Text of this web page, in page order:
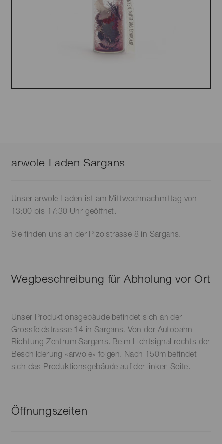
Die
können
Produktseite
arwole Laden Sargans
Unser arwole Laden ist am Mittwochnachmittag von
13:00 bis 17:30 Uhr geöffnet.
Sie finden uns an der Pizolstrasse 8 in Sargans.
Wegbeschreibung für Abholung vor Ort
Unser Produktionsgebäude befindet sich an der
Grossfeldstrasse 14 in Sargans. Von der Autobahn
Richtung Zentrum Sargans. Beim Lichtsignal rechts der
Beschilderung «arwole» folgen. Nach 150m befindet
sich das Produktionsgebäude auf der linken Seite.
Öffnungszeiten